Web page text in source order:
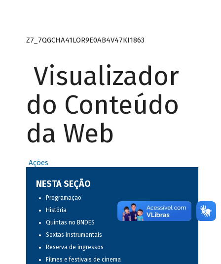
Z7_7QGCHA41LOR9E0AB4V47KI1863
Visualizador
do Conteúdo
da Web
Ações
NESTA SEÇÃO
Programação
História
Quintas no BNDES
Sextas instrumentais
Reserva de ingressos
Filmes e festivais de cinema